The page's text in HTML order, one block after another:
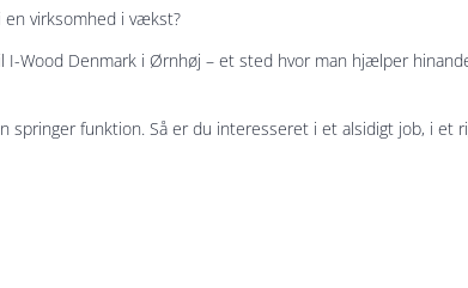
en virksomhed i vækst?
I-Wood Denmark i Ørnhøj – et sted hvor man hjælper
springer funktion. Så er du interesseret i et alsidigt job, i et